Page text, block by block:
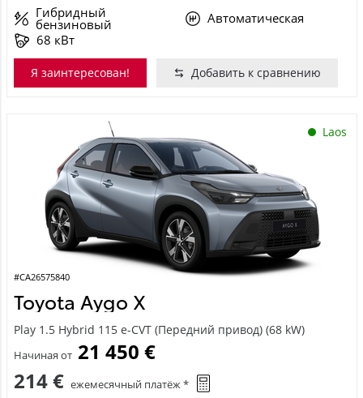
Гибридный
бензиновый
Автоматическая
68 кВт
Я заинтересован! Добавить к сравнению
Laos
#CA26575840
Toyota Aygo X
Play 1.5 Hybrid 115 e-CVT (Передний привод) (68 kW)
Начиная от 21 450 €
214 € ежемесячный платёж *